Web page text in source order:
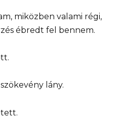
miközben valami régi,
ébredt fel bennem.
lány.